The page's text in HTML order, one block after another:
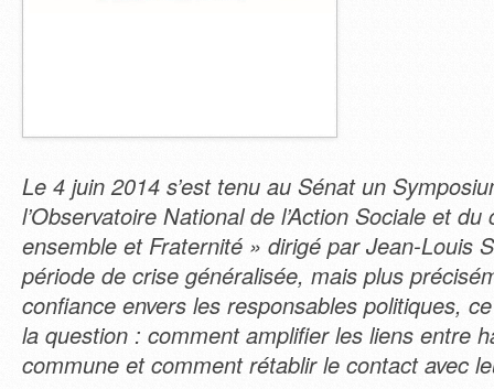
Le 4 juin 2014 s’est tenu au Sénat un
l’Observatoire National de l’Action Sociale et
ensemble et Fraternité » dirigé par Jean-Louis
période de crise généralisée, mais plus
confiance envers les responsables politiques,
la question : comment amplifier les liens entre
commune et comment rétablir le contact avec